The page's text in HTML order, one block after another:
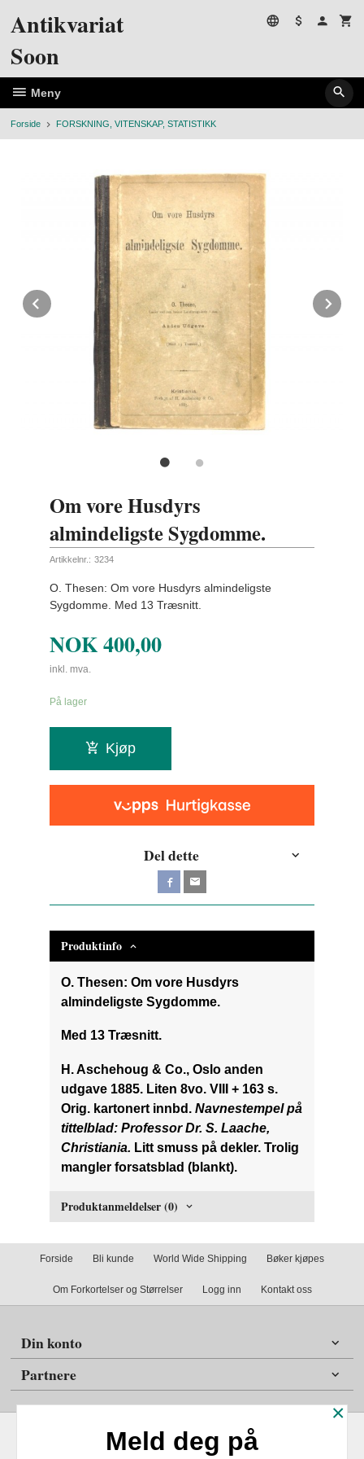
Antikvariat
Soon
Meny
Forside FORSKNING, VITENSKAP, STATISTIKK
Prev
Om vore Husdyrs
almindeligste Sygdomme.
Artikkelnr.: 3234
O. Thesen: Om vore Husdyrs almindeligste
Sygdomme. Med 13 Træsnitt.
NOK400,00
inkl. mva.
På lager
Kjøp
Del dette
Produktinfo
O. Thesen: Om vore Husdyrs
almindeligste Sygdomme.
Med 13 Træsnitt.
H. Aschehoug & Co., Oslo anden
udgave 1885. Liten 8vo. VIII + 163 s.
Orig. kartonert innbd.Navnestempel på
tittelblad: Professor Dr. S. Laache,
Christiania. Litt smuss på dekler. Trolig
mangler forsatsblad (blankt).
Produktanmeldelser (0)
Forside Bli kunde World Wide Shipping Bøker kjøpes
Om Forkortelser og Størrelser Logg inn Kontakt oss
Din konto
Partnere
×
Meld deg på